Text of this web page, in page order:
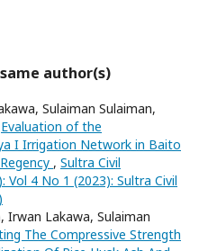
author(s)
Sulaiman Sulaiman,
Evaluation of the
I Irrigation Network in Baito
, Sultra Civil
Vol 4 No 1 (2023): Sultra Civil
Irwan Lakawa, Sulaiman
The Compressive Strength